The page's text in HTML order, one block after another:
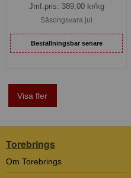
Jmf.pris: 389,00kr/kg
Säsongsvara jul
Beställningsbar senare
Visa fler
Torebrings
Om Torebrings